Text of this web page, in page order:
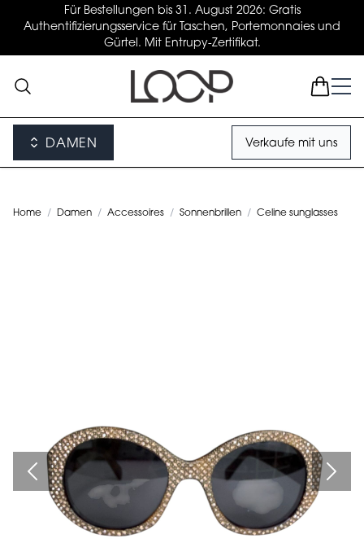
Für Bestellungen bis 31. August 2026: Gratis
Authentifizierungsservice für Taschen, Portemonnaies und
Gürtel. Mit Entrupy-Zertifikat.
DAMEN Verkaufe mit uns
Home / Damen / Accessoires / Sonnenbrillen / Celine sunglasses